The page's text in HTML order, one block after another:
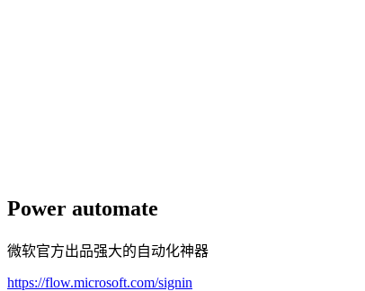
Power automate
微软官方出品强大的自动化神器
https://flow.microsoft.com/signin